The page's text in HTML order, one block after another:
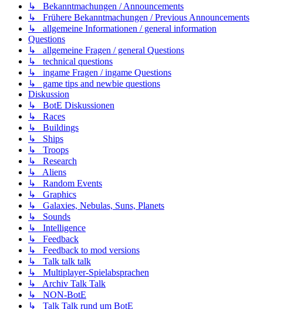
↳ Bekanntmachungen / Announcements
↳ Frühere Bekanntmachungen / Previous Announcements
↳ allgemeine Informationen / general information
Questions
↳ allgemeine Fragen / general Questions
↳ technical questions
↳ ingame Fragen / ingame Questions
↳ game tips and newbie questions
Diskussion
↳ BotE Diskussionen
↳ Races
↳ Buildings
↳ Ships
↳ Troops
↳ Research
↳ Aliens
↳ Random Events
↳ Graphics
↳ Galaxies, Nebulas, Suns, Planets
↳ Sounds
↳ Intelligence
↳ Feedback
↳ Feedback to mod versions
↳ Talk talk talk
↳ Multiplayer-Spielabsprachen
↳ Archiv Talk Talk
↳ NON-BotE
↳ Talk Talk rund um BotE